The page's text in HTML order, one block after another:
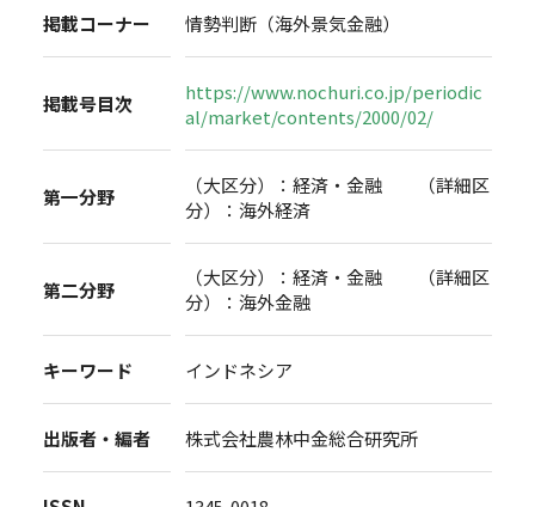
掲載コーナー 情勢判断（海外景気金融）
掲載号目次
https://www.nochuri.co.jp/periodic
al/market/contents/2000/02/
第一分野
（大区分）：経済・金融 （詳細区
分）：海外経済
第二分野
（大区分）：経済・金融 （詳細区
分）：海外金融
キーワード インドネシア
出版者・編者 株式会社農林中金総合研究所